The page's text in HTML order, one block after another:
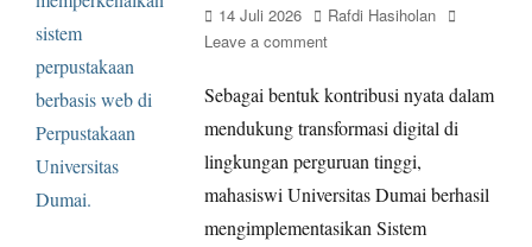
Posted
on
14 Juli 2026 Author
Rafdi Hasiholan
Leave a comment
Sebagai bentuk kontribusi nyata dalam
mendukung transformasi digital di
lingkungan perguruan tinggi,
mahasiswi Universitas Dumai berhasil
mengimplementasikan Sistem